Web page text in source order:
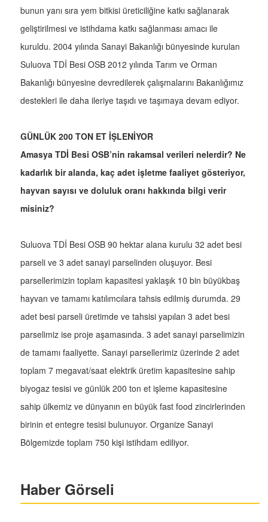
bunun yanı sıra yem bitkisi üreticiliğine katkı sağlanarak
geliştirilmesi ve istihdama katkı sağlanması amacı ile
kuruldu. 2004 yılında Sanayi Bakanlığı bünyesinde kurulan
Suluova TDİ Besi OSB 2012 yılında Tarım ve Orman
Bakanlığı bünyesine devredilerek çalışmalarını Bakanlığımız
destekleri ile daha ileriye taşıdı ve taşımaya devam ediyor.
GÜNLÜK 200 TON ET İŞLENİYOR
Amasya TDİ Besi OSB’nin rakamsal verileri nelerdir? Ne
kadarlık bir alanda, kaç adet işletme faaliyet gösteriyor,
hayvan sayısı ve doluluk oranı hakkında bilgi verir
misiniz?
Suluova TDİ Besi OSB 90 hektar alana kurulu 32 adet besi
parseli ve 3 adet sanayi parselinden oluşuyor. Besi
parsellerimizin toplam kapasitesi yaklaşık 10 bin büyükbaş
hayvan ve tamamı katılımcılara tahsis edilmiş durumda. 29
adet besi parseli üretimde ve tahsisi yapılan 3 adet besi
parselimiz ise proje aşamasında. 3 adet sanayi parselimizin
de tamamı faaliyette. Sanayi parsellerimiz üzerinde 2 adet
toplam 7 megavat/saat elektrik üretim kapasitesine sahip
biyogaz tesisi ve günlük 200 ton et işleme kapasitesine
sahip ülkemiz ve dünyanın en büyük fast food zincirlerinden
birinin et entegre tesisi bulunuyor. Organize Sanayi
Bölgemizde toplam 750 kişi istihdam ediliyor.
Haber Görseli